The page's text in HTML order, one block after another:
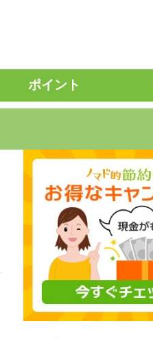
ポイント